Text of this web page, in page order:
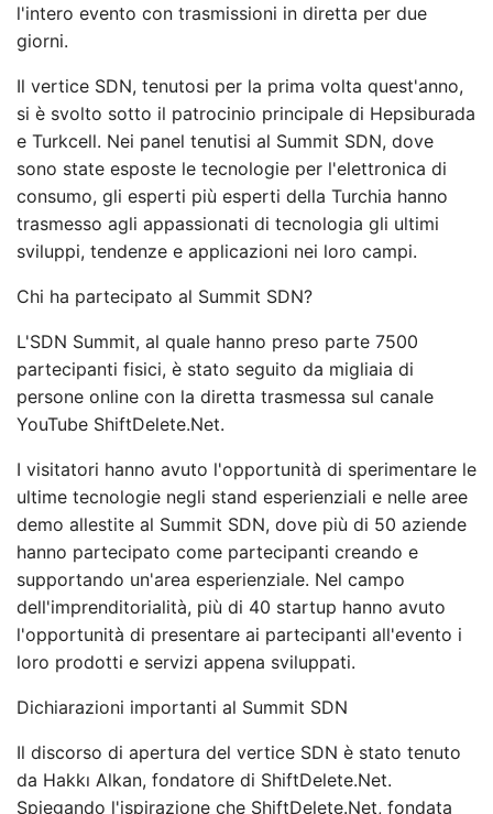
l'intero evento con trasmissioni in diretta per due
giorni.
Il vertice SDN, tenutosi per la prima volta quest'anno,
si è svolto sotto il patrocinio principale di Hepsiburada
e Turkcell. Nei panel tenutisi al Summit SDN, dove
sono state esposte le tecnologie per l'elettronica di
consumo, gli esperti più esperti della Turchia hanno
trasmesso agli appassionati di tecnologia gli ultimi
sviluppi, tendenze e applicazioni nei loro campi.
Chi ha partecipato al Summit SDN?
L'SDN Summit, al quale hanno preso parte 7500
partecipanti fisici, è stato seguito da migliaia di
persone online con la diretta trasmessa sul canale
YouTube ShiftDelete.Net.
I visitatori hanno avuto l'opportunità di sperimentare le
ultime tecnologie negli stand esperienziali e nelle aree
demo allestite al Summit SDN, dove più di 50 aziende
hanno partecipato come partecipanti creando e
supportando un'area esperienziale. Nel campo
dell'imprenditorialità, più di 40 startup hanno avuto
l'opportunità di presentare ai partecipanti all'evento i
loro prodotti e servizi appena sviluppati.
Dichiarazioni importanti al Summit SDN
Il discorso di apertura del vertice SDN è stato tenuto
da Hakkı Alkan, fondatore di ShiftDelete.Net.
Spiegando l'ispirazione che ShiftDelete.Net, fondata